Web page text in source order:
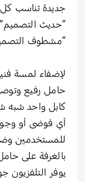
جديدة تناسب
“حديث التصميم”
“مشطوف
كابل واحد شبه
أي فوضى أو
بالغرفة على